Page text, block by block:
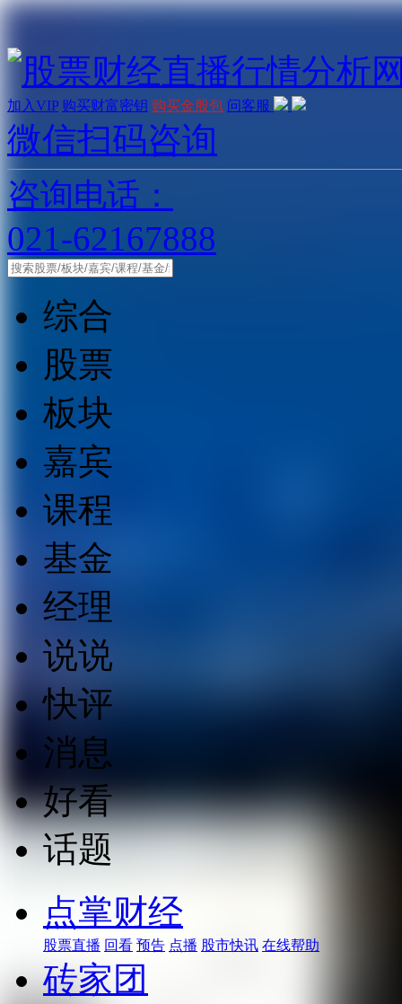
加入VIP 购买财富密钥 购买金股包 问客服
微信扫码咨询
咨询电话：
021-62167888
综合
股票
板块
嘉宾
课程
基金
经理
说说
快评
消息
好看
话题
点掌财经
股票直播 回看 预告 点播 股市快讯 在线帮助
砖家团